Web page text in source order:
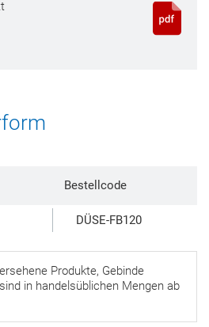
Bestellcode
DÜSE-FB120
Produkte, Gebinde
in handelsüblichen Mengen ab